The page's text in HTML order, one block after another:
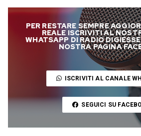
PER RESTARE SEMPRE
REALE ISCRIVITI AL
WHATSAPP DI RADIO
NOSTRA PAGINA
ISCRIVITI AL CANALE
SEGUICI SU